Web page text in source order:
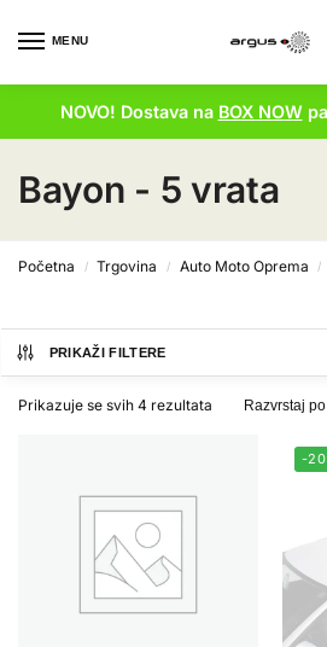
MENU
NOVO! Dostava na BOX NOW
Bayon - 5 vrata
Početna / Trgovina / Auto Moto Oprema /
PRIKAŽI FILTERE
Prikazuje se svih 4 rezultata
-